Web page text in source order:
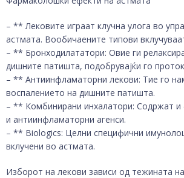
– ** Лековите играат клучна улога во
астмата. Вообичаените типови
– ** Бронходилататори: Овие ги
дишните патишта, подобрувајќи го
– ** Антиинфламаторни лекови: Тие го
воспалението на дишните патишта.
– ** Комбинирани инхалатори: Содржат и
и антиинфламаторни агенси.
– ** Biologics: Целни специфични
вклучени во астмата.
Изборот на лекови зависи од тежината